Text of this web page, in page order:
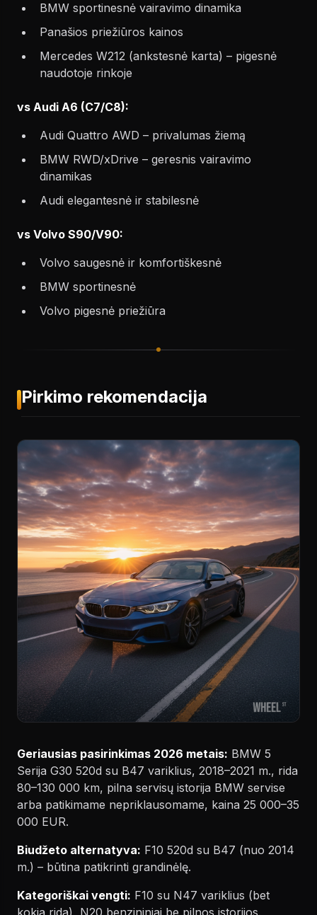
BMW sportinesnė vairavimo dinamika
Panašios priežiūros kainos
Mercedes W212 (ankstesnė karta) – pigesnė
naudotoje rinkoje
vs Audi A6 (C7/C8):
Audi Quattro AWD – privalumas žiemą
BMW RWD/xDrive – geresnis vairavimo
dinamikas
Audi elegantesnė ir stabilesnė
vs Volvo S90/V90:
Volvo saugesnė ir komfortiškesnė
BMW sportinesnė
Volvo pigesnė priežiūra
Pirkimo rekomendacija
Geriausias pasirinkimas 2026 metais: BMW 5
Serija G30 520d su B47 variklius, 2018–2021 m., rida
80–130 000 km, pilna servisų istorija BMW servise
arba patikimame nepriklausomame, kaina 25 000–35
000 EUR.
Biudžeto alternatyva: F10 520d su B47 (nuo 2014
m.) – būtina patikrinti grandinėlę.
Kategoriškai vengti: F10 su N47 variklius (bet
kokia rida), N20 benzininiai be pilnos istorijos.